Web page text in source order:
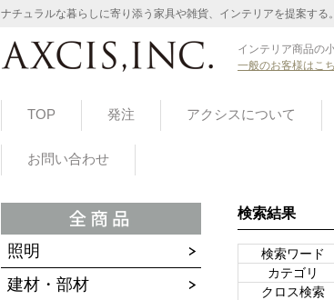
ナチュラルな暮らしに寄り添う家具や雑貨、インテリアを提案する
インテリア商品の
一般のお客様はこ
TOP 発注 アクシスについて
お問い合わせ
照明
建材・部材
検索結果
検索ワード
カテゴリ
クロス検索